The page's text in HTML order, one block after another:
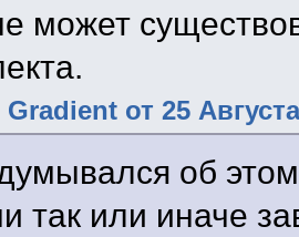
может
от 25
об
так или иначе